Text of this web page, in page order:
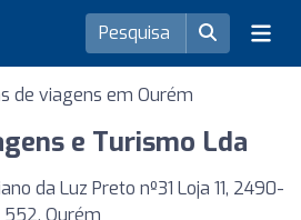
de viagens em Ourém
e Turismo Lda
da Luz Preto nº31 Loja 11, 2490-
552, Ourém